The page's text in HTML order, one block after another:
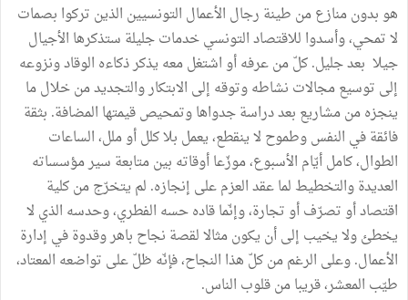
هوبدونمنازعمن طينة رجال الأعمال التونسيين الذين تركوا بصمات
لاتمحي،وأسدوا للاقتصادالتونسيخدماتجليلة ستذكرها الأجيال
جيلا بعدجليل.كلّمنعرفهأواشتغلمعه يذكرذكاءه الوقادونزوعه
إلى توسيعمجالات نشاطهوتوقه إلى الابتكاروالتجديدمنخلالما
ينجزهمنمشاريع بعددراسةجدواهاوتمحيصقيمتها المضافة. بثقة
فائقةفي النفسوطموح لاينقطع،يعمل بلاكللأوملل،الساعات
الطوال،كاملأيّام الأسبوع،موزّعاأوقاته بينمتابعة سيرمؤسساته
العديدةوالتخطيط لماعقدالعزمعلى إنجازه. لم يتخرّجمنكلية
اقتصادأوتصرّفأوتجارة،وإنّماقادهحسه الفطري،وحدسه الذي لا
يخطئولايخيب إلىأن يكونمثالالقصة نجاح باهروقدوةفي إدارة
الأعمال.وعلى الرغممنكلّ هذا النجاح،فإنّه ظلّعلى تواضعه المعتاد،
طيّب المعشر،قريبامنقلوب الناس.